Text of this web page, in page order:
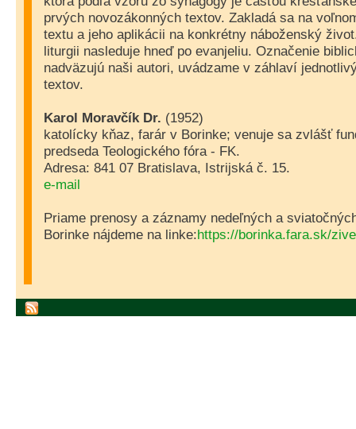
prvých novozákonných textov. Zakladá sa na
textu a jeho aplikácii na konkrétny náboženský
liturgii nasleduje hneď po evanjeliu. Označenie
nadväzujú naši autori, uvádzame v záhlaví
textov.
Karol Moravčík Dr. (1952)
katolícky kňaz, farár v Borinke; venuje sa zvlášť
predseda Teologického fóra - FK.
Adresa: 841 07 Bratislava, Istrijská č. 15.
e-mail
Priame prenosy a záznamy nedeľných a
Borinke nájdeme na linke:https://borinka.fara.sk/